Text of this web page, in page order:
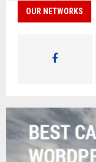
OUR NETWORKS